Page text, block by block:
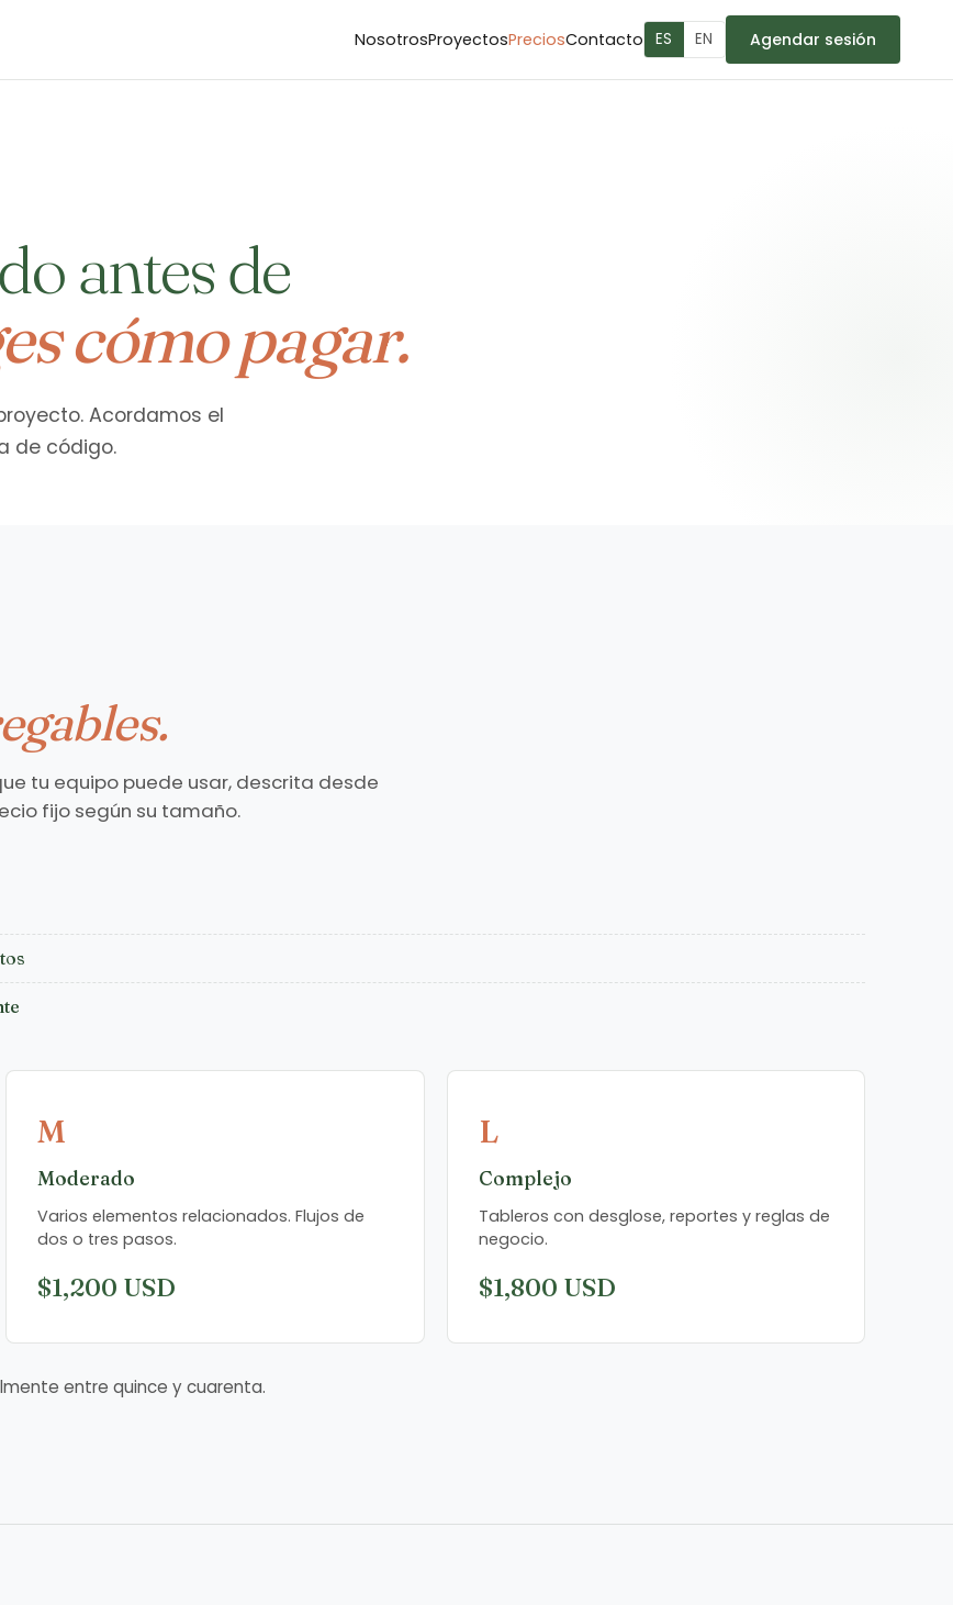
NosotrosProyectosPreciosContacto ES EN Agendar sesión
antes de
cómo pagar.
Acordamos el
de código.
tu equipo puede usar, descrita desde
fijo según su tamaño.
M
Moderado
Varios elementos relacionados. Flujos de
dos o tres pasos.
$1,200 USD
L
Complejo
Tableros con desglose, reportes y reglas de
negocio.
$1,800 USD
entre quince y cuarenta.